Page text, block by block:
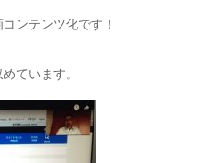
ンテンツ化です！
ています。